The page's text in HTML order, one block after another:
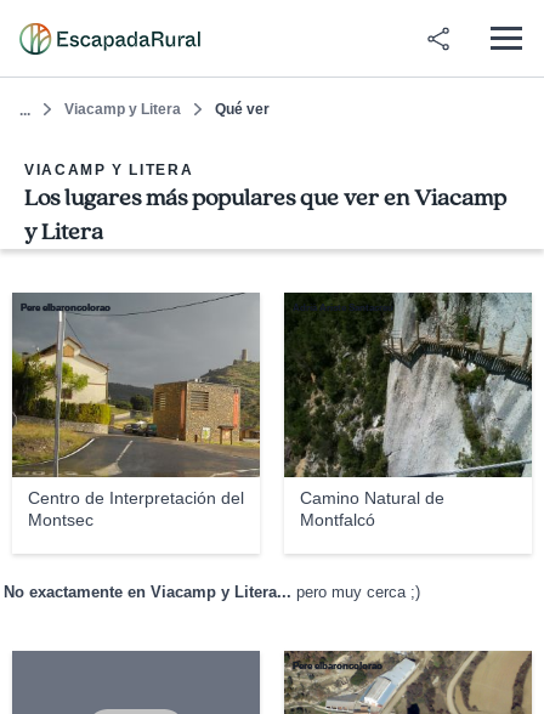
... Viacamp y Litera Qué ver
VIACAMP Y LITERA
Los lugares más populares que ver en Viacamp
y Litera
Centro de Interpretación del
Montsec
Pere elbaroncolorao
Camino Natural de
Montfalcó
Adrià Ariste Santacreu
No exactamente en Viacamp y Litera... pero muy cerca ;)
Pere elbaroncolorao